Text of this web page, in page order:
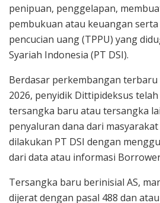
penipuan, penggelapan,
pembukuan atau keuangan
pencucian uang (TPPU) yang
Syariah Indonesia (PT DSI).
Berdasar perkembangan terbaru
2026, penyidik Dittipideksus
tersangka baru atau tersangka
penyaluran dana dari
dilakukan PT DSI dengan
dari data atau informasi
Tersangka baru berinisial AS,
dijerat dengan pasal 488 dan